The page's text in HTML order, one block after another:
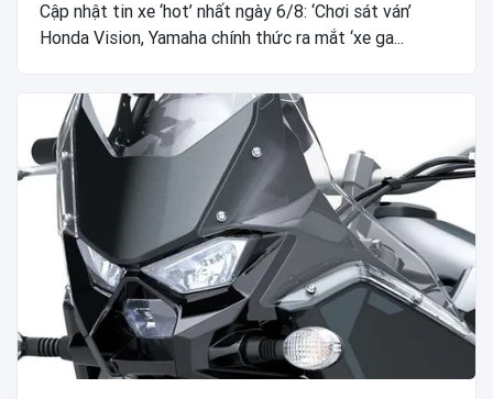
Cập nhật tin xe ‘hot’ nhất ngày 6/8: ‘Chơi sát ván’
Honda Vision, Yamaha chính thức ra mắt ‘xe ga...